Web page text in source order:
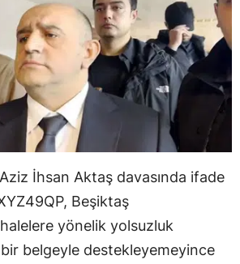
İhsan Aktaş davasında ifade
Beşiktaş
yönelik yolsuzluk
bir belgeyle destekleyemeyince